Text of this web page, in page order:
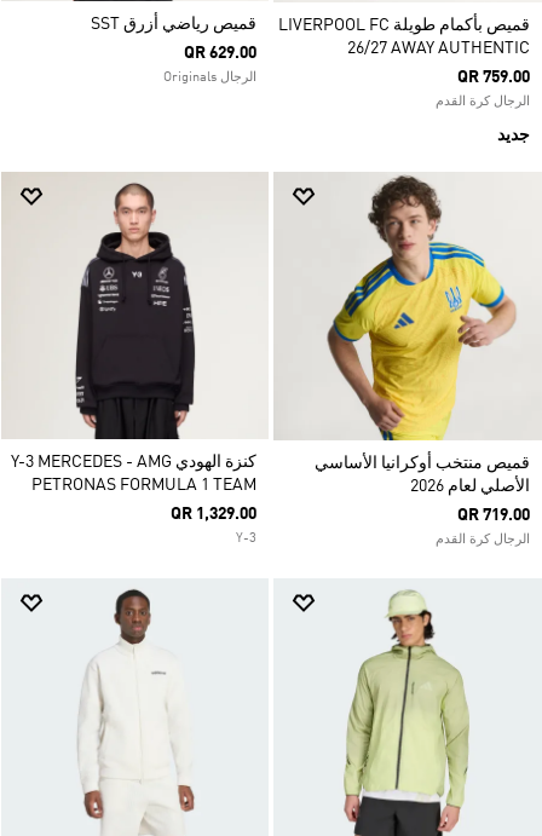
قميص بأكمام طويلة LIVERPOOL FC
26/27 AWAY AUTHENTIC
QR 759.00
الرجال كرة القدم
جديد
قميص رياضي أزرق SST
QR 629.00
الرجال Originals
قميص منتخب أوكرانيا الأساسي
الأصلي لعام 2026
QR 719.00
الرجال كرة القدم
كنزة الهودي Y-3 MERCEDES - AMG
PETRONAS FORMULA 1 TEAM
QR 1,329.00
Y-3